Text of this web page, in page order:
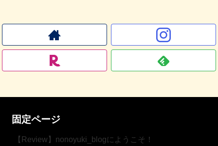
固定ページ
【Review】nonoyuki_blogにようこそ！